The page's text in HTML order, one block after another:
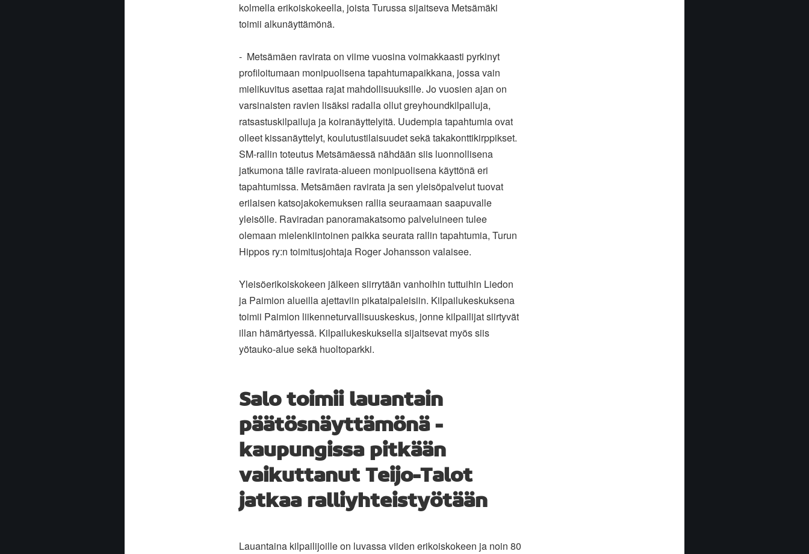
kolmella erikoiskokeella, joista Turussa sijaitseva Metsämäki
toimii alkunäyttämönä.
- Metsämäen ravirata on viime vuosina voimakkaasti pyrkinyt
profiloitumaan monipuolisena tapahtumapaikkana, jossa vain
mielikuvitus asettaa rajat mahdollisuuksille. Jo vuosien ajan on
varsinaisten ravien lisäksi radalla ollut greyhoundkilpailuja,
ratsastuskilpailuja ja koiranäyttelyitä. Uudempia tapahtumia ovat
olleet kissanäyttelyt, koulutustilaisuudet sekä takakonttikirppikset.
SM-rallin toteutus Metsämäessä nähdään siis luonnollisena
jatkumona tälle ravirata-alueen monipuolisena käyttönä eri
tapahtumissa. Metsämäen ravirata ja sen yleisöpalvelut tuovat
erilaisen katsojakokemuksen rallia seuraamaan saapuvalle
yleisölle. Raviradan panoramakatsomo palveluineen tulee
olemaan mielenkiintoinen paikka seurata rallin tapahtumia, Turun
Hippos ry:n toimitusjohtaja Roger Johansson valaisee.
Yleisöerikoiskokeen jälkeen siirrytään vanhoihin tuttuihin Liedon
ja Paimion alueilla ajettaviin pikataipaleisiin. Kilpailukeskuksena
toimii Paimion liikenneturvallisuuskeskus, jonne kilpailijat siirtyvät
illan hämärtyessä. Kilpailukeskuksella sijaitsevat myös siis
yötauko-alue sekä huoltoparkki.
Salo toimii lauantain
päätösnäyttämönä -
kaupungissa pitkään
vaikuttanut Teijo-Talot
jatkaa ralliyhteistyötään
Lauantaina kilpailijoille on luvassa viiden erikoiskokeen ja noin 80